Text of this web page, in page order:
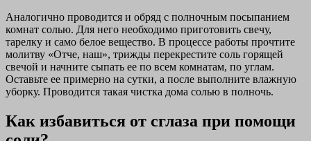
Аналогично проводится и обряд с полночным посыпанием
комнат солью. Для него необходимо приготовить свечу,
тарелку и само белое вещество. В процессе работы прочтите
молитву «Отче, наш», трижды перекрестите соль горящей
свечой и начните сыпать ее по всем комнатам, по углам.
Оставьте ее примерно на сутки, а после выполните влажную
уборку. Проводится такая чистка дома солью в полночь.
Как избавиться от сглаза при помощи